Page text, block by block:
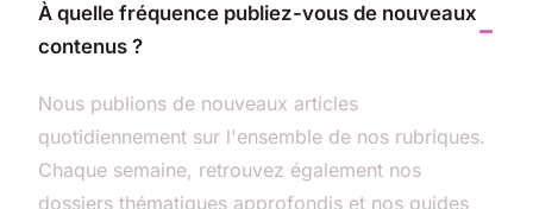
À quelle fréquence publiez-vous de nouveaux
contenus ?
Nous publions de nouveaux articles
quotidiennement sur l'ensemble de nos rubriques.
Chaque semaine, retrouvez également nos
dossiers thématiques approfondis et nos guides